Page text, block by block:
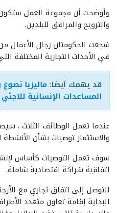
وأوضحت أن مجموعة العمل ستكون
والترويج والمرافق للبلدين.
شجعت الحكومتان رجال الأعمال
في الأحداث التجارية المختلفة
قد يهمك أيضا: ماليزيا
المساعدات الإنسانية للاجئي
عندما تعمل الوظائف الثلاث ،
والاستثمار توصيات بشأن الأنشطة
سوف تعمل التوصيات كأساس
اتفاقية شراكة اقتصادية شاملة.
للتوصل إلى اتفاق تجاري مع
البداية إقامة تعاون متعدد